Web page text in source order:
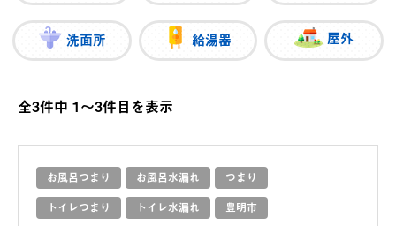
洗面所 給湯器 屋外
全3件中 1〜3件目を表示
お風呂つまり お風呂水漏れ
つまり
トイレつまり
トイレ水漏れ 豊明市